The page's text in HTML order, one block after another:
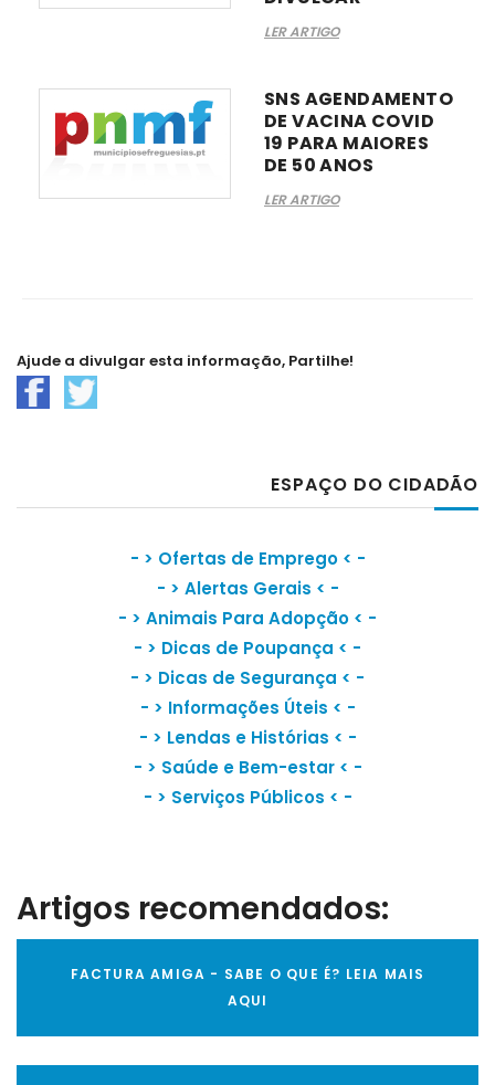
LER ARTIGO
SNS AGENDAMENTO
DE VACINA COVID
19 PARA MAIORES
DE 50 ANOS
LER ARTIGO
Ajude a divulgar esta informação, Partilhe!
ESPAÇO DO CIDADÃO
- > Ofertas de Emprego< -
- > Alertas Gerais < -
- > Animais Para Adopção < -
- > Dicas de Poupança < -
- > Dicas de Segurança < -
- > Informações Úteis < -
- > Lendas e Histórias < -
- > Saúde e Bem-estar< -
- > Serviços Públicos < -
Artigos recomendados:
FACTURA AMIGA - SABE O QUE É? LEIA MAIS
AQUI